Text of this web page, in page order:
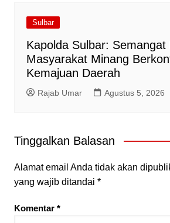
Sulbar
Kapolda Sulbar: Semangat
Masyarakat Minang
Kemajuan Daerah
Rajab Umar Agustus 5, 2026
Tinggalkan Balasan
Alamat email Anda tidak akan
yang wajib ditandai *
Komentar *